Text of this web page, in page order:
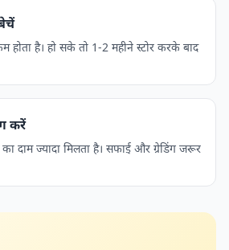
होता है। हो सके तो 1-2 महीने स्टोर करके बाद
करें
दाम ज्यादा मिलता है। सफाई और ग्रेडिंग जरूर